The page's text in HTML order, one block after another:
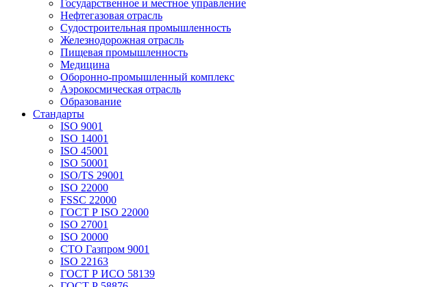
Государственное и местное управление
Нефтегазовая отрасль
Судостроительная промышленность
Железнодорожная отрасль
Пищевая промышленность
Медицина
Оборонно-промышленный комплекс
Аэрокосмическая отрасль
Образование
Стандарты
ISO 9001
ISO 14001
ISO 45001
ISO 50001
ISO/TS 29001
ISO 22000
FSSC 22000
ГОСТ Р ISO 22000
ISO 27001
ISO 20000
СТО Газпром 9001
ISO 22163
ГОСТ Р ИСО 58139